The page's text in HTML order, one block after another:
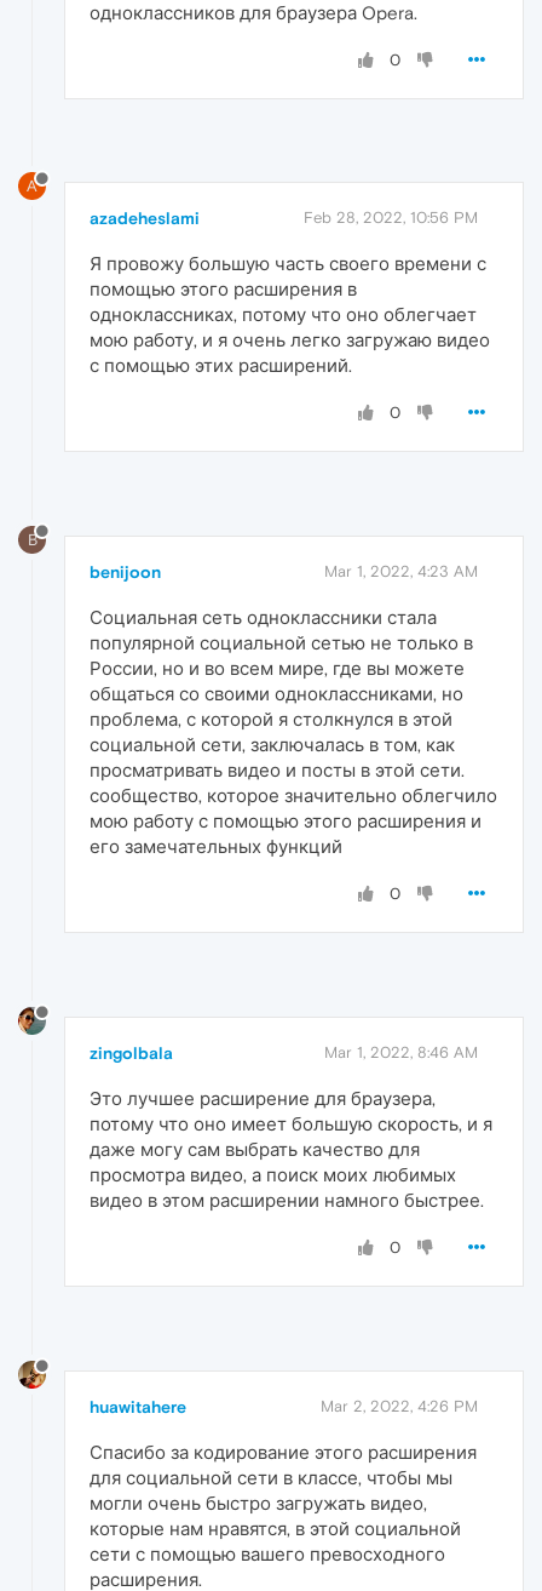
одноклассников для браузера Opera.
0
A
azadeheslami Feb 28, 2022, 10:56 PM
Я провожу большую часть своего времени с
помощью этого расширения в
одноклассниках, потому что оно облегчает
мою работу, и я очень легко загружаю видео
с помощью этих расширений.
0
B
benijoon Mar 1, 2022, 4:23 AM
Социальная сеть одноклассники стала
популярной социальной сетью не только в
России, но и во всем мире, где вы можете
общаться со своими одноклассниками, но
проблема, с которой я столкнулся в этой
социальной сети, заключалась в том, как
просматривать видео и посты в этой сети.
сообщество, которое значительно облегчило
мою работу с помощью этого расширения и
его замечательных функций
0
zingolbala Mar 1, 2022, 8:46 AM
Это лучшее расширение для браузера,
потому что оно имеет большую скорость, и я
даже могу сам выбрать качество для
просмотра видео, а поиск моих любимых
видео в этом расширении намного быстрее.
0
huawitahere Mar 2, 2022, 4:26 PM
Спасибо за кодирование этого расширения
для социальной сети в классе, чтобы мы
могли очень быстро загружать видео,
которые нам нравятся, в этой социальной
сети с помощью вашего превосходного
расширения.